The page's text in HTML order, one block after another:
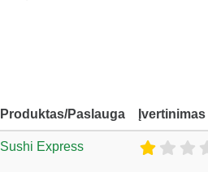
Produktas/Paslauga Įvertinimas
Sushi Express